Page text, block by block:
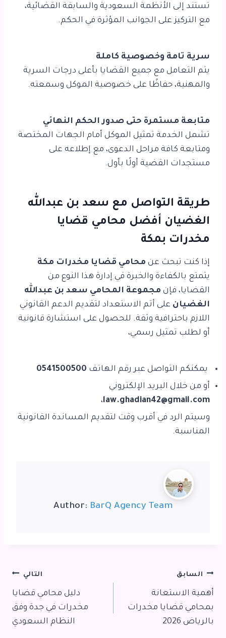
تستند إلى الأنظمة السعودية والسابقة القضائية،
مع التركيز على الجوانب المؤثرة في الحكم.
سرية تامة وخصوصية كاملة
يتم التعامل مع جميع القضايا بأعلى درجات السرية
والمهنية، حفاظًا على خصوصية الموكل وسمعته.
متابعة مستمرة حتى صدور الحكم النهائي
تشمل الخدمة تمثيل الموكل أمام الجهات المختصة
ومتابعة كافة مراحل الدعوى، مع إطلاعه على
مستجدات القضية أولًا بأول.
طريقة التواصل مع سعد بن عبدالله
الغضيان أفضل محامي قضايا
مخدرات بمكة
إذا كنت تبحث عن محامي قضايا مخدرات مكة
يتمتع بالكفاءة والخبرة في إدارة هذا النوع من
القضايا، فإن مجموعة المحامي سعد بن عبدالله
الغضيان على أتم الاستعداد لتقديم الدعم القانوني
اللازم باحترافية وثقة. للحصول على استشارة قانونية
أو لطلب تمثيل رسمي،
يمكنكم التواصل عبر رقم الهاتف 0541500500
أو من خلال البريد الإلكتروني
law.ghadian42@gmail.com،
وسيتم الرد في أقرب وقت لتقديم المساندة القانونية
المناسبة.
Author: BarQ Agency Team
تصفّح
المقالات
السابق
أهمية الاستعانة
بمحامي قضايا مخدرات
بالرياض 2026
التالي
دليل محامي قضايا
مخدرات في جدة وفق
النظام السعودي